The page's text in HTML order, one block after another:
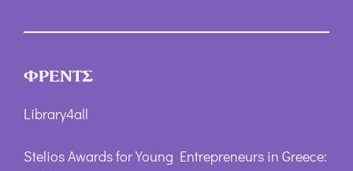
ΦΡΕΝΤΣ
Library4all
Stelios Awards for Young Entrepreneurs in Greece: